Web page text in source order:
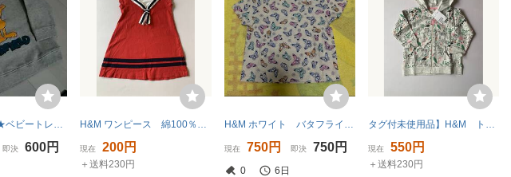
【古着】H&M★ベビートレーナー●裏起毛♪サイズ80
即決 600円
H&M ワンピース 綿100％ サイズ: 92cm 2歳
現在 200円
＋送料230円
H&M ホワイト バタフライ 蝶々 半袖 Tシャツ 92
現在 750円 即決 750円
0 6日
タグ付未使用品】H&M トライーナ サイズ86cm 2歳
現在 550円
＋送料230円